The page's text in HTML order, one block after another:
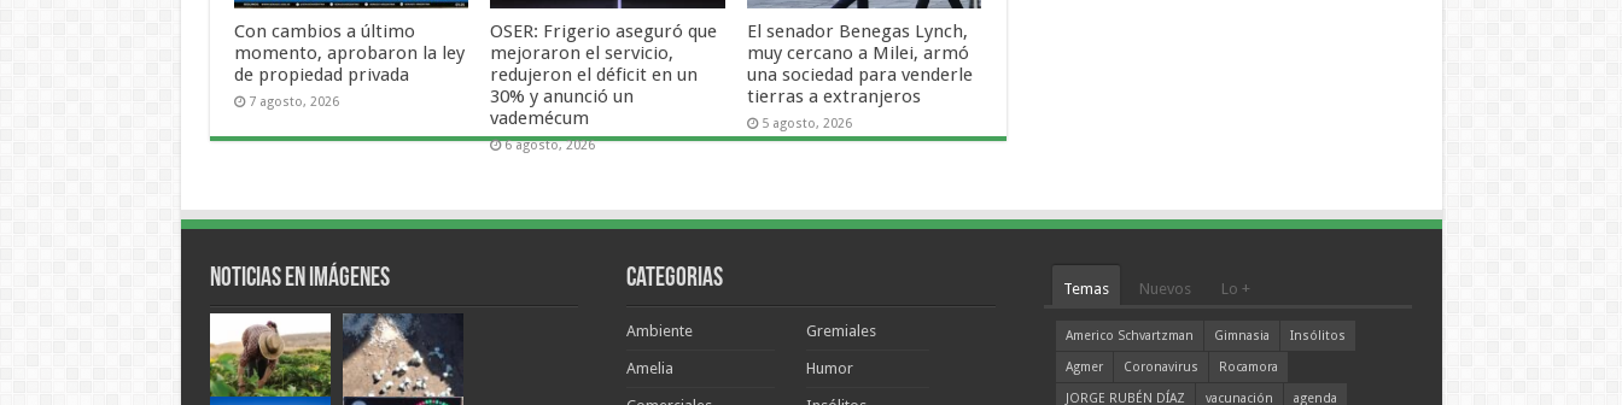
Con cambios a último
momento, aprobaron la ley
de propiedad privada
7 agosto, 2026
OSER: Frigerio aseguró que
mejoraron el servicio,
redujeron el déficit en un
30% y anunció un
vademécum
6 agosto, 2026
El senador Benegas Lynch,
muy cercano a Milei, armó
una sociedad para venderle
tierras a extranjeros
5 agosto, 2026
Noticias en Imágenes Categorias
Ambiente
Amelia
Gremiales
Humor
Temas Nuevos Lo +
Americo Schvartzman Gimnasia
Insólitos
Agmer
Coronavirus
Rocamora
JORGE RUBÉN DÍAZ
vacunación agenda